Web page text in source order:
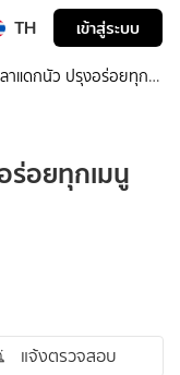
TH เข้าสู่ระบบ
าแดกนัว ปรุงอร่อยทุก
ร่อยทุกเมนู
แจ้งตรวจสอบ